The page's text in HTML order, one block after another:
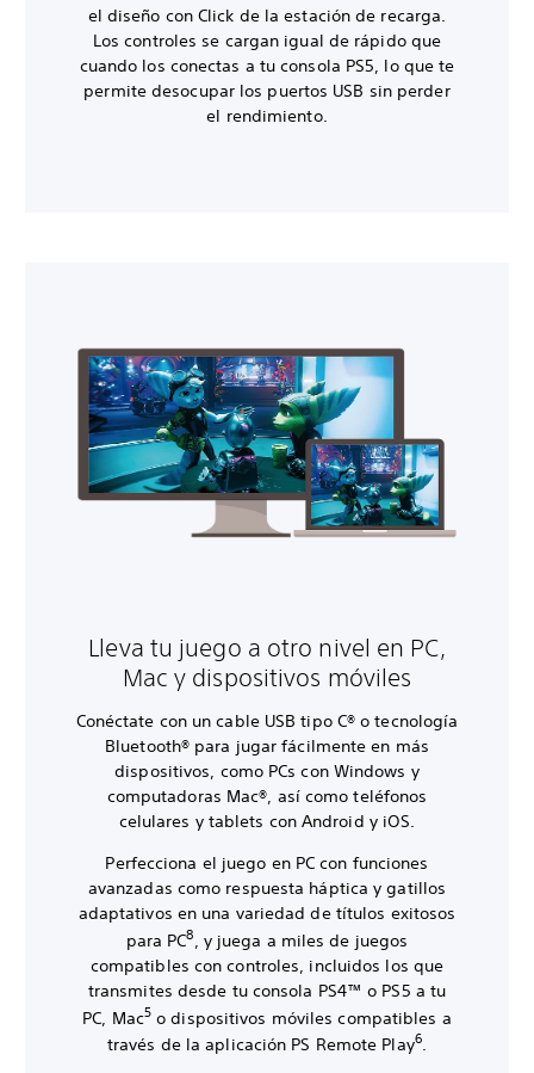
el diseño con Click de la estación de recarga.
Los controles se cargan igual de rápido que
cuando los conectas a tu consola PS5, lo que te
permite desocupar los puertos USB sin perder
el rendimiento.
Lleva tu juego a otro nivel en PC,
Mac y dispositivos móviles
Conéctate con un cable USB tipo C® o tecnología
Bluetooth® para jugar fácilmente en más
dispositivos, como PCs con Windows y
computadoras Mac®, así como teléfonos
celulares y tablets con Android y iOS.
Perfecciona el juego en PC con funciones
avanzadas como respuesta háptica y gatillos
adaptativos en una variedad de títulos exitosos
para PC8 , y juega a miles de juegos
compatibles con controles, incluidos los que
transmites desde tu consola PS4™ o PS5 a tu
PC, Mac5 o dispositivos móviles compatibles a
través de la aplicación PS Remote Play6.